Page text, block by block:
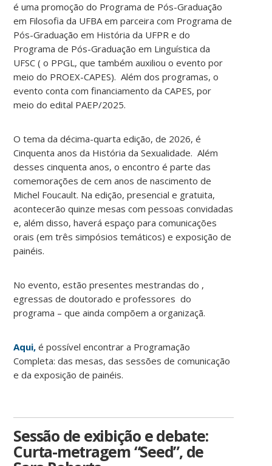
é uma promoção do Programa de Pós-Graduação
em Filosofia da UFBA em parceira com Programa de
Pós-Graduação em História da UFPR e do
Programa de Pós-Graduação em Linguística da
UFSC ( o PPGL, que também auxiliou o evento por
meio do PROEX-CAPES). Além dos programas, o
evento conta com financiamento da CAPES, por
meio do edital PAEP/2025.
O tema da décima-quarta edição, de 2026, é
Cinquenta anos da História da Sexualidade. Além
desses cinquenta anos, o encontro é parte das
comemorações de cem anos de nascimento de
Michel Foucault. Na edição, presencial e gratuita,
acontecerão quinze mesas com pessoas convidadas
e, além disso, haverá espaço para comunicações
orais (em três simpósios temáticos) e exposição de
painéis.
No evento, estão presentes mestrandas do ,
egressas de doutorado e professores do
programa – que ainda compõem a organizaçã.
Aqui,é possível encontrar a Programação
Completa: das mesas, das sessões de comunicação
e da exposição de painéis.
Sessão de exibição e debate:
Curta-metragem “Seed”, de